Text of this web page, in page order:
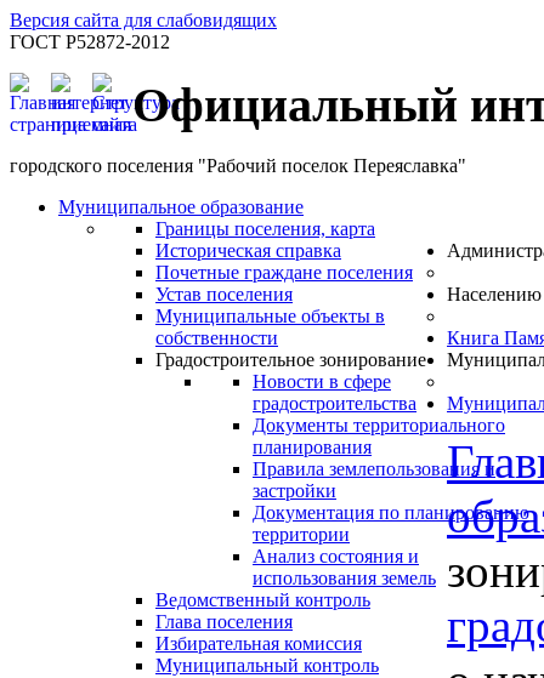
Версия сайта для слабовидящих
ГОСТ Р52872-2012
Официальный
городского поселения "Рабочий поселок Переяславка"
Муниципальное образование
Границы поселения, карта
Историческая справка
Почетные граждане поселения
Устав поселения
Муниципальные объекты в
собственности
Градостроительное зонирование
Новости в сфере
градостроительства
Документы территориального
планирования
Правила землепользования и
застройки
Документация по планированию
территории
Анализ состояния и
использования земель
Ведомственный контроль
Глава поселения
Избирательная комиссия
Муниципальный контроль
Населению
Книга